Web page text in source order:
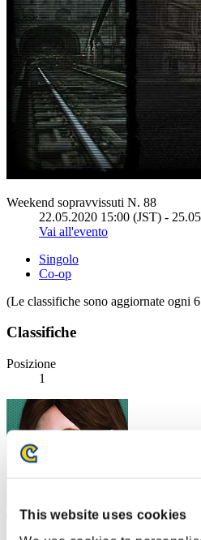
This website uses cookies
Weekend sopravvissuti N. 88
22.05.2020 15:00 (JST) -
Vai all'evento
Singolo
Co-op
(Le classifiche sono aggiornate ogni
Classifiche
Posizione
1